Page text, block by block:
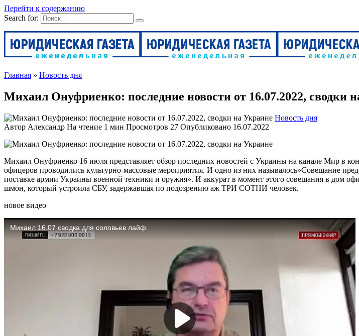
Перейти к содержанию
Search for:
Главная » Новость дня
Михаил Онуфриенко: последние новости от 16.07.2022, сводки
Новость дня
Автор Александр На чтение 1 мин Просмотров 27 Опубликовано 16.07.2022
Михаил Онуфриенко 16 июля представляет обзор последних новостей с Украины на канале Мир в
офицеров проводились культурно-массовые мероприятия. И одно из них называлось»Совещание
поставке армии Украины военной техники и оружия». И аккурат в момент этого совещания в дом
шмон, который устроила СБУ, задержавшая по подозрению аж ТРИ СОТНИ человек.
новое видео